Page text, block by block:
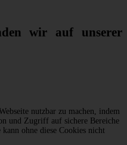
wir auf unserer
nutzbar zu machen, indem
und Zugriff auf sichere Bereiche
ohne diese Cookies nicht